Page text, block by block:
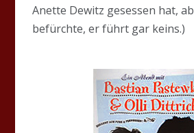
Anette Dewitz gesessen hat,
befürchte, er führt gar keins.)